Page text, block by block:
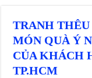
TRANH
MÓN QUÀ Ý
CỦA KHÁCH
TP.HCM